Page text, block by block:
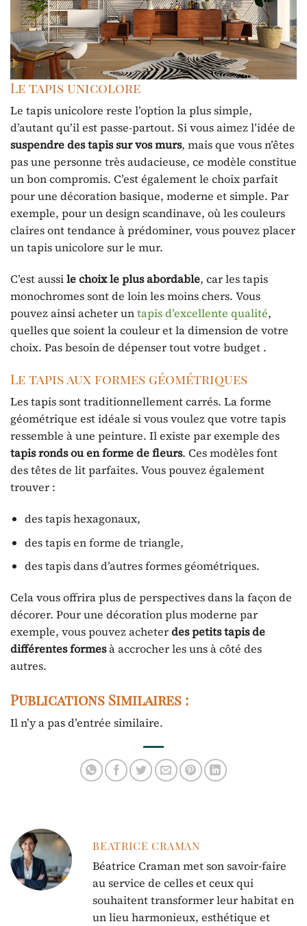
Le tapis unicolore
Le tapis unicolore reste l’option la plus simple,
d’autant qu’il est passe-partout. Si vous aimez l’idée de
suspendre des tapis sur vos murs, mais que vous n’êtes
pas une personne très audacieuse, ce modèle constitue
un bon compromis. C’est également le choix parfait
pour une décoration basique, moderne et simple. Par
exemple, pour un design scandinave, où les couleurs
claires ont tendance à prédominer, vous pouvez placer
un tapis unicolore sur le mur.
C’est aussile choix le plus abordable, car les tapis
monochromes sont de loin les moins chers. Vous
pouvez ainsi acheter untapis d’excellente qualité,
quelles que soient la couleur et la dimension de votre
choix. Pas besoin de dépenser tout votre budget .
Le tapis aux formes géométriques
Les tapis sont traditionnellement carrés. La forme
géométrique est idéale si vous voulez que votre tapis
ressemble à une peinture. Il existe par exemple des
tapis rondsou en forme de fleurs. Ces modèles font
des têtes de lit parfaites. Vous pouvez également
trouver :
des tapis hexagonaux,
des tapis en forme de triangle,
des tapis dans d’autres formes géométriques.
Cela vous offrira plus de perspectives dans la façon de
décorer. Pour une décoration plus moderne par
exemple, vous pouvez acheterdes petits tapis de
différentes formesà accrocher les uns à côté des
autres.
Publications Similaires :
Il n’y a pas d’entrée similaire.
BEATRICE CRAMAN
Béatrice Craman met son savoir-faire
au service de celles et ceux qui
souhaitent transformer leur habitat en
un lieu harmonieux, esthétique et